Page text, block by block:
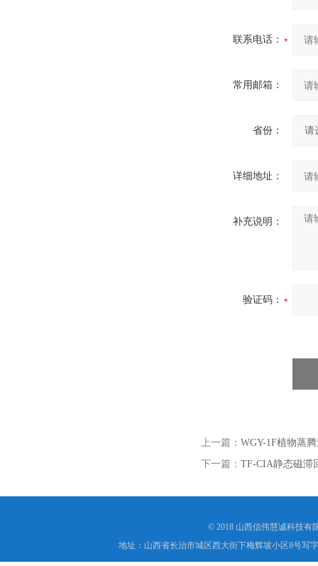
联系电话：
常用邮箱：
省份：
详细地址：
补充说明：
验证码：
上一篇： WGY-1F植物蒸
下一篇： TF-CIA静态磁滞
© 2018 山西信伟慧诚科技有
地址：山西省长治市城区西大街下梅辉坡小区8号写